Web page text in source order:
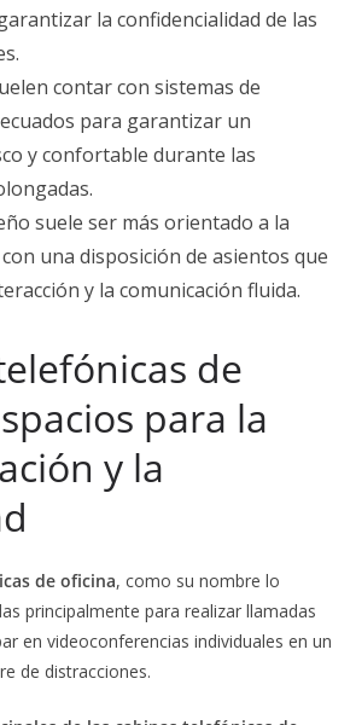
la confidencialidad de las
contar con sistemas de
para garantizar un
y confortable durante las
suele ser más orientado a la
una disposición de asientos que
y la comunicación fluida.
de
para la
y la
de oficina, como su nombre lo
principalmente para realizar llamadas
en videoconferencias individuales en un
de distracciones.